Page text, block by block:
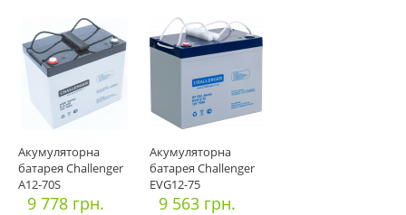
Акумуляторна
батарея Challenger
A12-70S
9 778 грн.
Акумуляторна
батарея Challenger
EVG12-75
9 563 грн.